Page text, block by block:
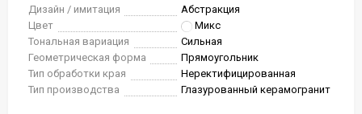
Дизайн / имитация
Абстракция
Цвет
Микс
Тональная вариация
Сильная
Геометрическая форма
Прямоугольник
Тип обработки края
Неректифицированная
Тип производства
Глазурованный керамогранит